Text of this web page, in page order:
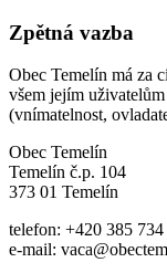
Zpětná vazba
Obec Temelín má za
všem jejím
(vnímatelnost,
Obec Temelín
Temelín č.p. 104
373 01 Temelín
telefon: +420 385 734
e-mail: